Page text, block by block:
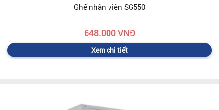
Ghế nhân viên SG550
648.000 VNĐ
Xem chi tiết